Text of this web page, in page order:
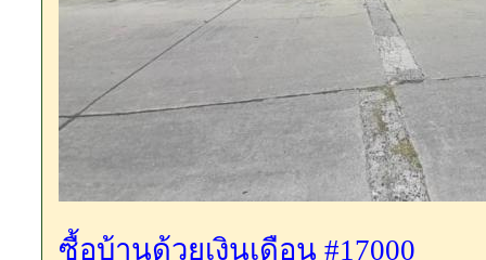
ซื้อบ้านด้วยเงินเดือน #17000